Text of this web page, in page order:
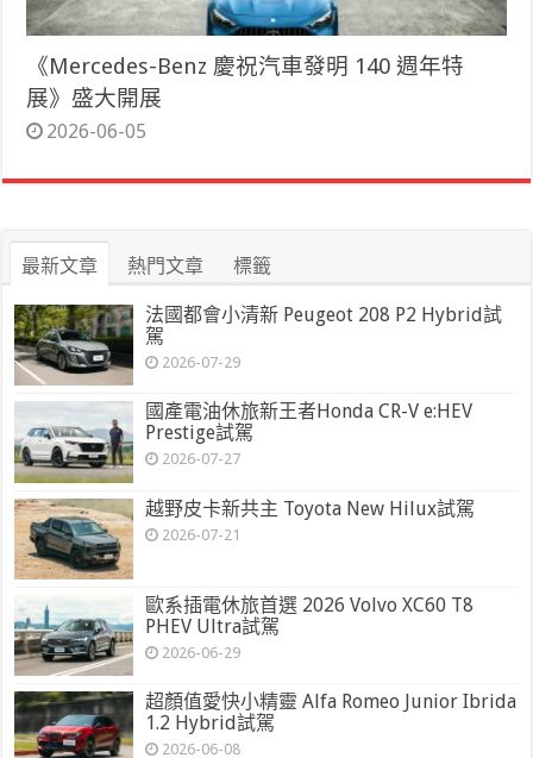
《Mercedes-Benz 慶祝汽車發明 140 週年特
展》盛大開展
2026-06-05
最新文章 熱門文章 標籤
法國都會小清新 Peugeot 208 P2 Hybrid試
駕
2026-07-29
國產電油休旅新王者Honda CR-V e:HEV
Prestige試駕
2026-07-27
越野皮卡新共主 Toyota New Hilux試駕
2026-07-21
歐系插電休旅首選 2026 Volvo XC60 T8
PHEV Ultra試駕
2026-06-29
超顏值愛快小精靈 Alfa Romeo Junior Ibrida
1.2 Hybrid試駕
2026-06-08